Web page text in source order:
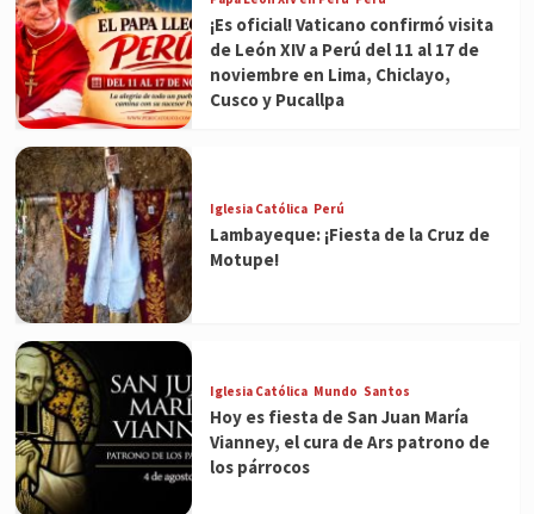
¡Es oficial! Vaticano confirmó visita
de León XIV a Perú del 11 al 17 de
noviembre en Lima, Chiclayo,
Cusco y Pucallpa
Iglesia Católica Perú
Lambayeque: ¡Fiesta de la Cruz de
Motupe!
Iglesia Católica Mundo Santos
Hoy es fiesta de San Juan María
Vianney, el cura de Ars patrono de
los párrocos